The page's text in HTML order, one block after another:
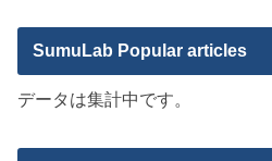
SumuLab Popular articles
データは集計中です。